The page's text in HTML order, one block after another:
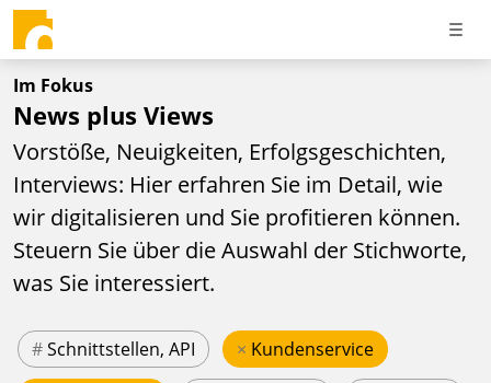
Im Fokus
News plus Views
Vorstöße, Neuigkeiten, Erfolgsgeschichten,
Interviews: Hier erfahren Sie im Detail, wie
wir digitalisieren und Sie profitieren können.
Steuern Sie über die Auswahl der Stichworte,
was Sie interessiert.
#Schnittstellen, API × Kundenservice